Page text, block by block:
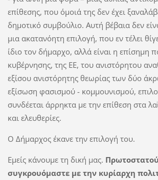
επίθεσης, που όμοιά της δεν έχει
δημοτικό συμβούλιο. Αυτή βέβαια δεν
μια ακατανόητη επιλογή, που εν τέλει
ίδιο τον δήμαρχο, αλλά είναι η επίσημη
κυβέρνησης, της ΕΕ, του ανιστόρητου
εξίσου ανιστόρητης θεωρίας των δύο
εξίσωση φασισμού - κομμουνισμού,
συνδέεται άρρηκτα με την επίθεση στα
και ελευθερίες.
Ο Δήμαρχος έκανε την επιλογή του.
Εμείς κάνουμε τη δική μας.
συγκρουόμαστε με την κυρίαρχη